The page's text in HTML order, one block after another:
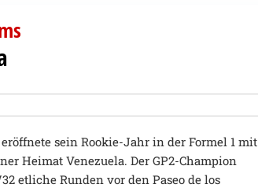
sein Rookie-Jahr in der Formel 1 mit
Heimat Venezuela. Der GP2-Champion
etliche Runden vor den Paseo de los